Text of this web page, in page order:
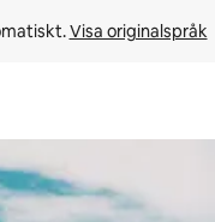
Visa originalspråk